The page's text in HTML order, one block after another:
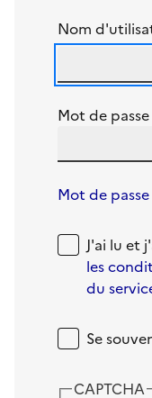
Nom
Mot de passe
Mot de
J'ai lu et
les
du
Se
CAPTCHA